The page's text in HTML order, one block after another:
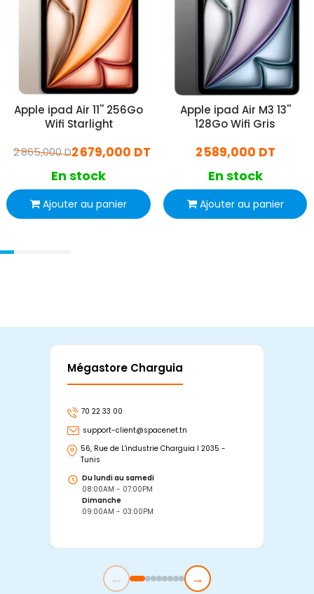
Apple ipad Air 11'' 256Go
Wifi Starlight
2 679,000 DT
2 865,000 DT
En stock
Ajouter au panier
Apple ipad Air M3 13''
128Go Wifi Gris
2 589,000 DT
En stock
Ajouter au panier
Mégastore Charguia
70 22 33 00
support-client@spacenet.tn
56, Rue de L'industrie Charguia I 2035 -
Tunis
Du lundi au samedi
08:00AM - 07:00PM
Dimanche
09:00AM - 03:00PM
← →